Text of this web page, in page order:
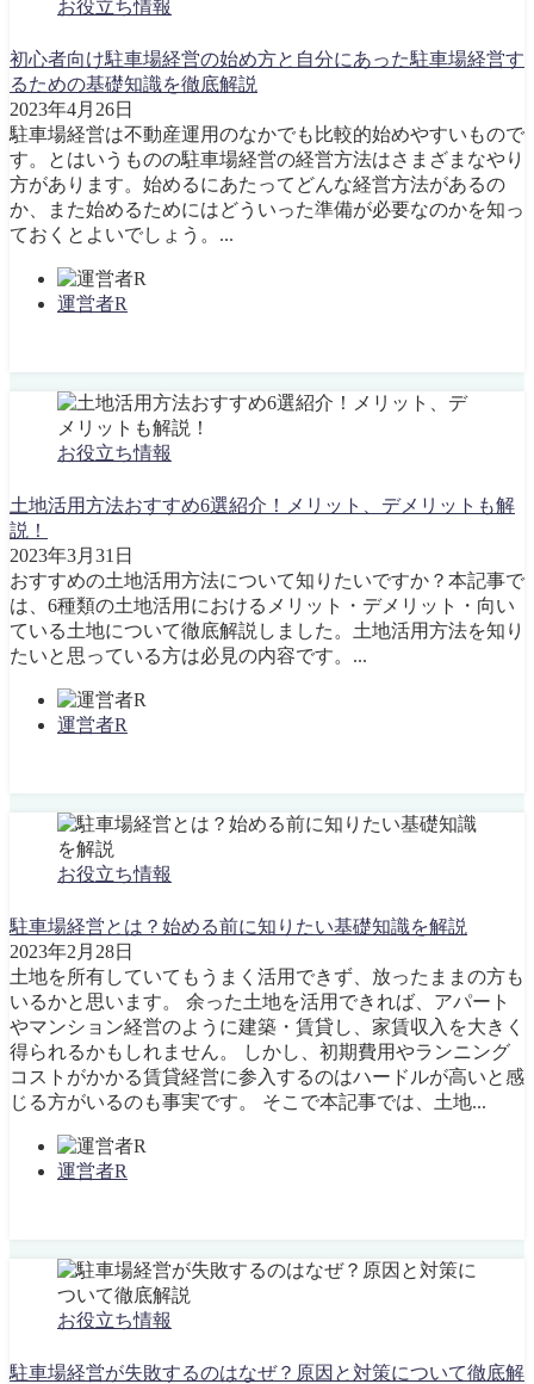
お役立ち情報
初心者向け駐車場経営の始め方と自分にあった駐車場経営す
るための基礎知識を徹底解説
2023年4月26日
駐車場経営は不動産運用のなかでも比較的始めやすいもので
す。とはいうものの駐車場経営の経営方法はさまざまなやり
方があります。始めるにあたってどんな経営方法があるの
か、また始めるためにはどういった準備が必要なのかを知っ
ておくとよいでしょう。...
運営者R
お役立ち情報
土地活用方法おすすめ6選紹介！メリット、デメリットも解
説！
2023年3月31日
おすすめの土地活用方法について知りたいですか？本記事で
は、6種類の土地活用におけるメリット・デメリット・向い
ている土地について徹底解説しました。土地活用方法を知り
たいと思っている方は必見の内容です。...
運営者R
お役立ち情報
駐車場経営とは？始める前に知りたい基礎知識を解説
2023年2月28日
土地を所有していてもうまく活用できず、放ったままの方も
いるかと思います。 余った土地を活用できれば、アパート
やマンション経営のように建築・賃貸し、家賃収入を大きく
得られるかもしれません。 しかし、初期費用やランニング
コストがかかる賃貸経営に参入するのはハードルが高いと感
じる方がいるのも事実です。 そこで本記事では、土地...
運営者R
お役立ち情報
駐車場経営が失敗するのはなぜ？原因と対策について徹底解